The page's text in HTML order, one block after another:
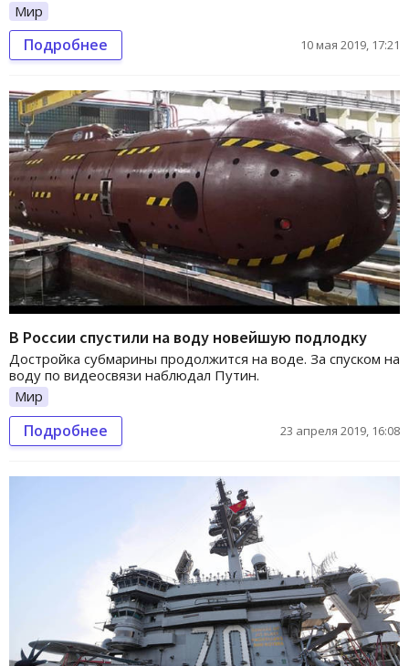
Мир
Подробнее 10 мая 2019, 17:21
В России спустили на воду новейшую подлодку
Достройка субмарины продолжится на воде. За спуском на
воду по видеосвязи наблюдал Путин.
Мир
Подробнее 23 апреля 2019, 16:08